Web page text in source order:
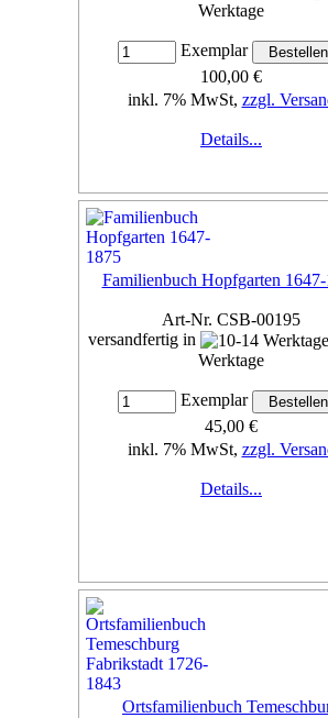
Werktage
Exemplar
100,00 €
inkl. 7% MwSt, zzgl.
Details...
Familienbuch Hopfgarten
Art-Nr. CSB-00195
versandfertig in
Werktage
Exemplar
45,00 €
inkl. 7% MwSt, zzgl.
Details...
Ortsfamilienbuch